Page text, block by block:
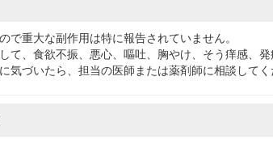
で重大な副作用は特に報告されていません。
て、食欲不振、悪心、嘔吐、胸やけ、そう痒感、発
気づいたら、担当の医師または薬剤師に相談してく